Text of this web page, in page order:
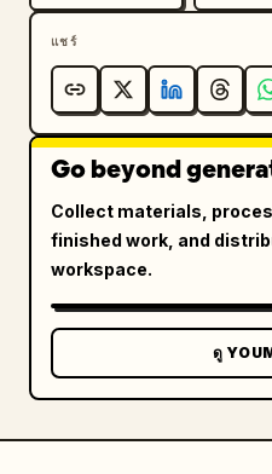
แชร์
Go beyond
Collect materials,
finished work, and
workspace.
ดู